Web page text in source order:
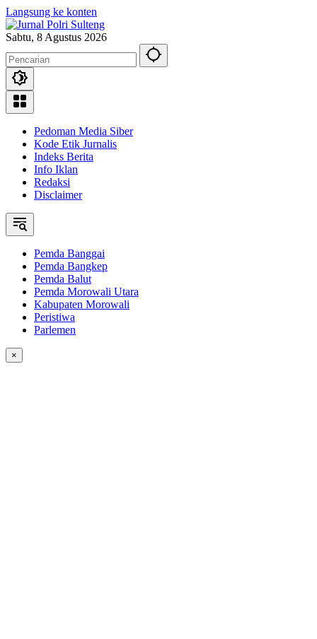
Langsung ke konten
Sabtu, 8 Agustus 2026
Pedoman Media Siber
Kode Etik Jurnalis
Indeks Berita
Info Iklan
Redaksi
Disclaimer
Pemda Banggai
Pemda Bangkep
Pemda Balut
Pemda Morowali Utara
Kabupaten Morowali
Peristiwa
Parlemen
×